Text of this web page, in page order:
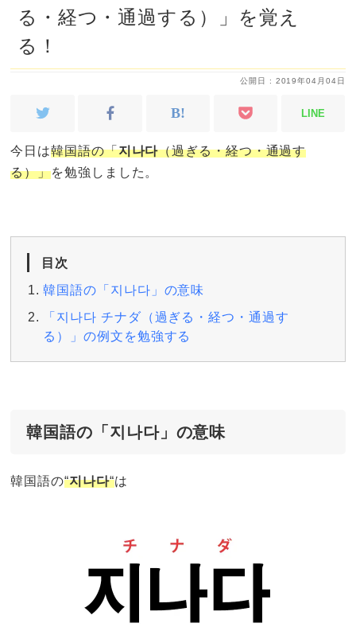
る・経つ・通過する）」を覚え
る！
公開日 : 2019年04月04日
LINE
今日は韓国語の「지나다（過ぎる・経つ・通過す
る）」を勉強しました。
目次
韓国語の「지나다」の意味
「지나다 チナダ（過ぎる・経つ・通過す
る）」の例文を勉強する
韓国語の「지나다」の意味
韓国語の“지나다“は